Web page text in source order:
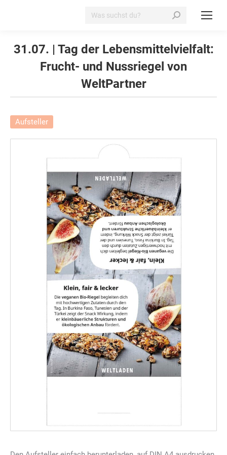
Search:
31.07. | Tag der Lebensmittelvielfalt:
Frucht- und Nussriegel von
WeltPartner
Aufsteller